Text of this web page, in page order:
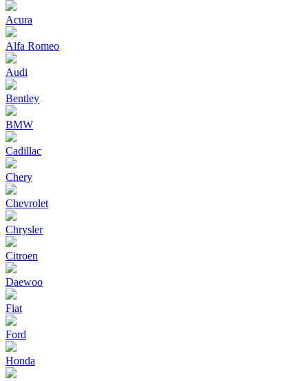
Acura
Alfa Romeo
Audi
Bentley
BMW
Cadillac
Chery
Chevrolet
Chrysler
Citroen
Daewoo
Fiat
Ford
Honda